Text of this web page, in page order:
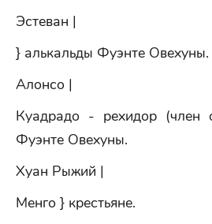
Эстеван |
} алькальды Фуэнте Овехуны.
Алонсо |
Куадрадо - рехидор (член
Фуэнте Овехуны.
Хуан Рыжий |
Менго } крестьяне.